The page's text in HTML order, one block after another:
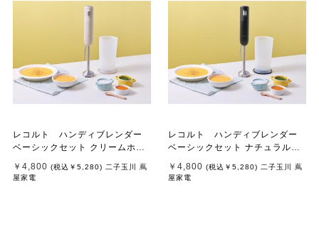
レコルト ハンディブレンダー
ベーシックセット クリームホワ
￥4,800 (税込 ￥5,280) 二子玉川 蔦
屋家電
レコルト ハンディブレンダー
ベーシックセット ナチュラルブ
￥4,800 (税込 ￥5,280) 二子玉川 蔦
屋家電